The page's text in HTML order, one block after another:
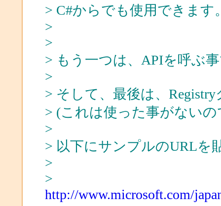
> C#からでも使用できます
>
>
> もう一つは、APIを呼ぶ
>
> そして、最後は、
> (これは使った事がない
>
> 以下にサンプルのURLを
>
>
http://www.microsoft.com/